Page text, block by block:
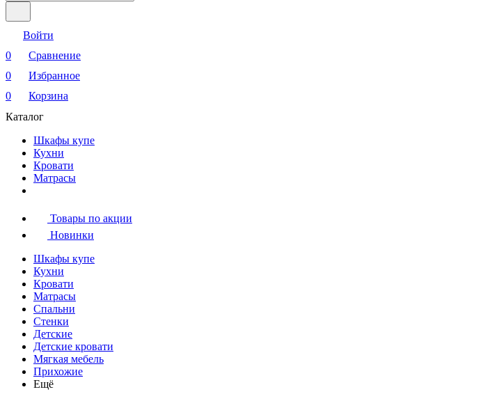
Войти
0
Сравнение
0
Избранное
0
Корзина
Каталог
Шкафы купе
Кухни
Кровати
Матрасы
Товары по акции
Новинки
Шкафы купе
Кухни
Кровати
Матрасы
Cпальни
Стенки
Детские
Детские кровати
Мягкая мебель
Прихожие
Ещё